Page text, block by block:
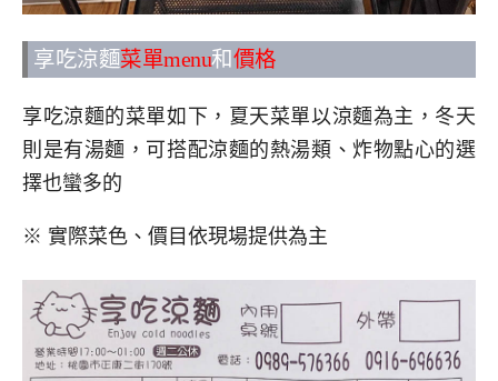
享吃涼麵菜單menu和價格
享吃涼麵的菜單如下，夏天菜單以涼麵為主，冬天
則是有湯麵，可搭配涼麵的熱湯類、炸物點心的選
擇也蠻多的
※ 實際菜色、價目依現場提供為主